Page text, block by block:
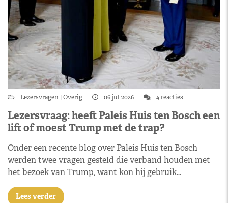
Lezersvragen Overig 06 jul 2026 4 reacties
Lezersvraag: heeft Paleis Huis ten Bosch een
lift of moest Trump met de trap?
Onder een recente blog over Paleis Huis ten Bosch
werden twee vragen gesteld die verband houden met
het bezoek van Trump, want kon hij gebruik…
Lees verder